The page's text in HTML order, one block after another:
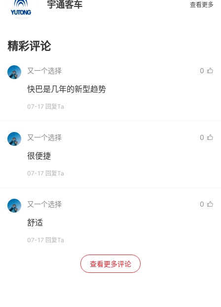
宇通客车 查看更多
精彩评论
又一个选择 0
快巴是几年的新型趋势
07-17 回复Ta
又一个选择 0
很便捷
07-17 回复Ta
又一个选择 0
舒适
07-17 回复Ta
查看更多评论